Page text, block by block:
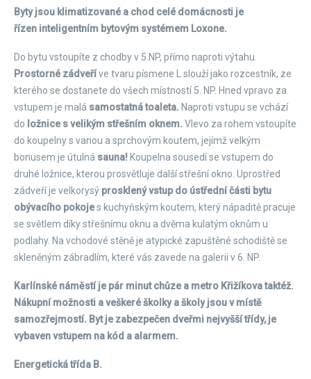
Byty jsou klimatizované a chod celé domácnosti je
řízen inteligentním bytovým systémem Loxone.
Do bytu vstoupíte z chodby v 5.NP, přímo naproti výtahu.
Prostorné zádveříve tvaru písmene L slouží jako rozcestník, ze
kterého se dostanete do všech místností 5. NP. Hned vpravo za
vstupem je malá samostatná toaleta. Naproti vstupu se vchází
do ložnice s velikým střešním oknem. Vlevo za rohem vstoupíte
do koupelny s vanou a sprchovým koutem, jejímž velkým
bonusem je útulná sauna! Koupelna sousedí se vstupem do
druhé ložnice, kterou prosvětluje další střešní okno. Uprostřed
zádveří je velkorysý prosklený vstup do ústřední části bytu
obývacího pokojes kuchyňským koutem, který nápaditě pracuje
se světlem díky střešnímu oknu a dvěma kulatým oknům u
podlahy. Na vchodové stěně je atypické zapuštěné schodiště se
skleněným zábradlím, které vás zavede na galerii v 6. NP.
Karlínské náměstí je pár minut chůze a metro Křižíkova taktéž.
Nákupní možnosti a veškeré školky a školy jsou v místě
samozřejmostí. Byt je zabezpečen dveřmi nejvyšší třídy, je
vybaven vstupem na kód a alarmem.
Energetická třída B.